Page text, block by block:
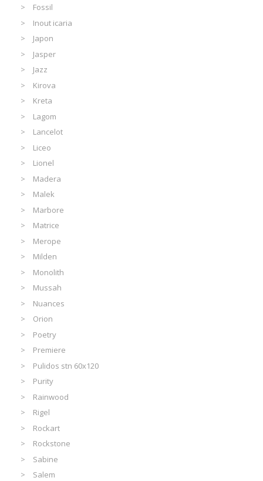
Fossil
Inout icaria
Japon
Jasper
Jazz
Kirova
Kreta
Lagom
Lancelot
Liceo
Lionel
Madera
Malek
Marbore
Matrice
Merope
Milden
Monolith
Mussah
Nuances
Orion
Poetry
Premiere
Pulidos stn 60x120
Purity
Rainwood
Rigel
Rockart
Rockstone
Sabine
Salem